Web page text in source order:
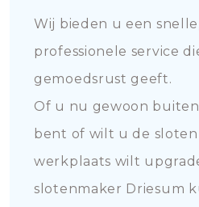
Wij bieden u een
professionele service
gemoedsrust geeft.
Of u nu gewoon
bent of wilt u de
werkplaats wilt
slotenmaker Driesum